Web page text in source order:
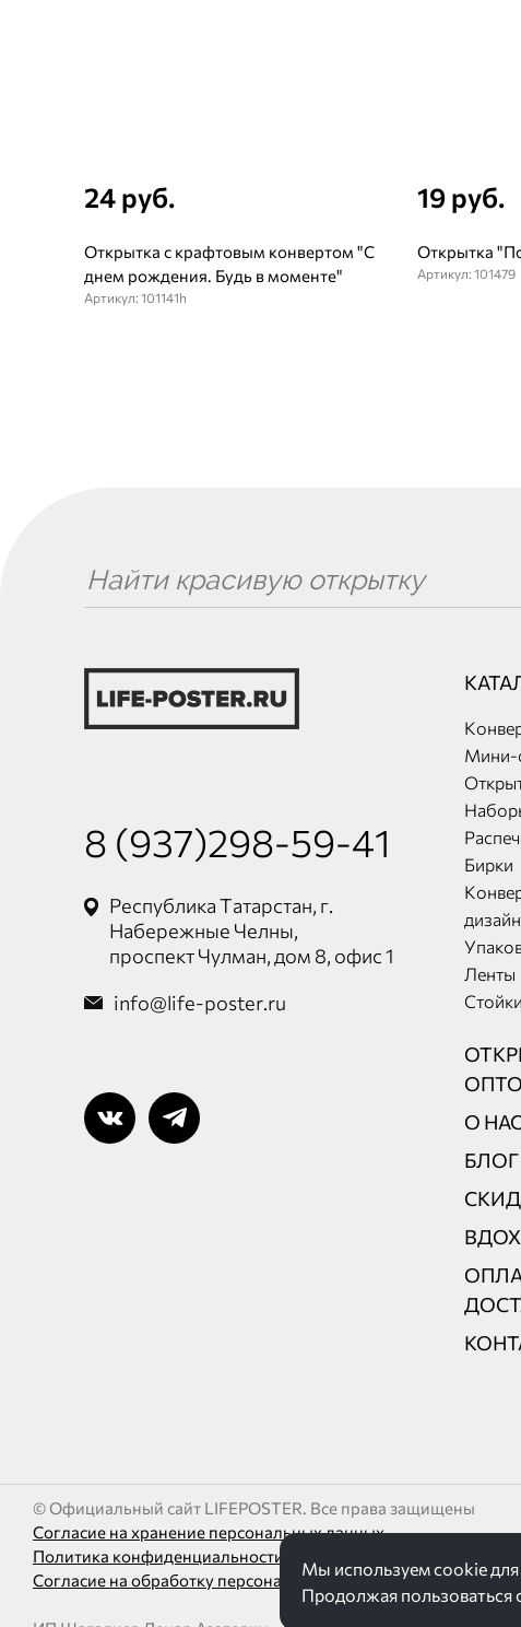
24 руб.
Открытка с крафтовым конвертом "С
днем рождения. Будь в моменте"
Артикул: 101141h
19 руб.
Открытка
Артикул: 101479
8 (937)298-59-41
Республика Татарстан, г.
Набережные Челны,
проспект Чулман, дом 8, офис 1
info@life-poster.ru
Мини-
Бирки
Ленты
О
БЛОГ
© Официальный сайт LIFEPOSTER. Все права защищены
Согласие на хранение персональных данных
Политика конфиденциальности
Согласие на обработку персональных данных с помощью
Мы используем cookie для
Продолжая пользоваться